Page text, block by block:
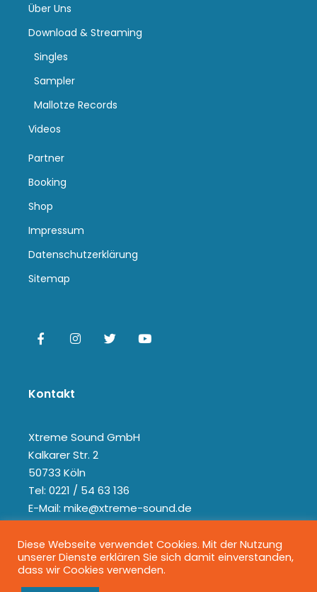
Über Uns
Download & Streaming
Singles
Sampler
Mallotze Records
Videos
Partner
Booking
Shop
Impressum
Datenschutzerklärung
Sitemap
Kontakt
Xtreme Sound GmbH
Kalkarer Str. 2
50733 Köln
Tel: 0221 / 54 63 136
E-Mail: mike@xtreme-sound.de
Diese Webseite verwendet Cookies. Mit der Nutzung
unserer Dienste erklären Sie sich damit einverstanden,
dass wir Cookies verwenden.